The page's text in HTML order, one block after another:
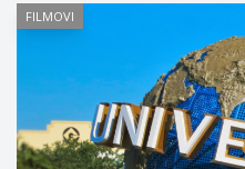
FILMOVI